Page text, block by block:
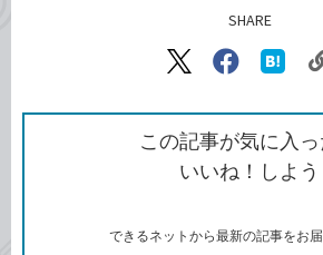
SHARE
X（旧
で
シ
ェ
ア
Facebook
シ
ェ
ア
な
ッ
ク
ク
この記事が気に入っ
いいね！しよう
できるネットから最新の記事をお届